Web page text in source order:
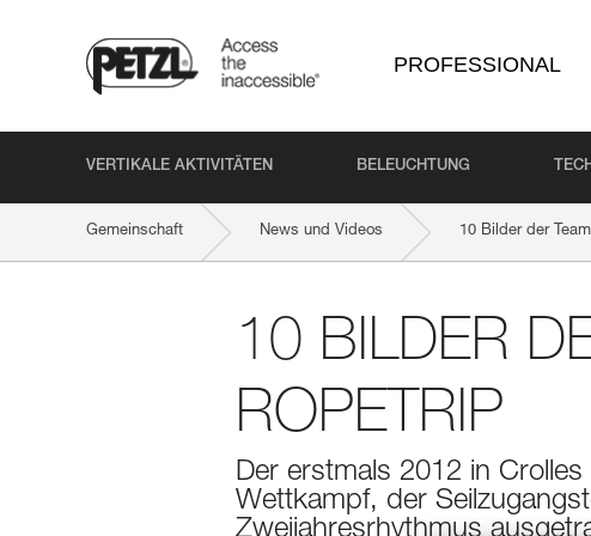
PROFESSIONAL
VERTIKALE AKTIVITÄTEN BELEUCHTUNG
Gemeinschaft News und Videos 10 Bilder der
10 BILDER
ROPETRIP
Der erstmals 2012 in
Wettkampf, der